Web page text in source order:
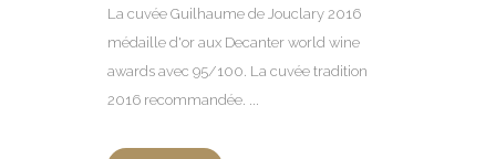
La cuvée Guilhaume de Jouclary 2016
médaille d'or aux Decanter world wine
awards avec 95/100. La cuvée tradition
2016 recommandée. ...